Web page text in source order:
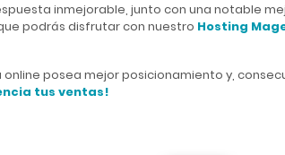
inmejorable, junto con una notable
podrás disfrutar con nuestro Hosting
posea mejor posicionamiento y,
tus ventas!